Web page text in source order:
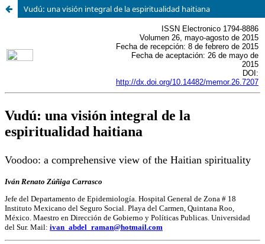
Vudú: una visión integral de la espiritualidad haitiana